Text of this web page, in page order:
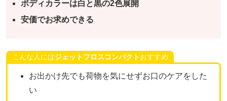
ボディカラーは白と黒の2色展開
安価でお求めできる
こんな人にはジェットフロスコンパクトおすすめ
お出かけ先でも荷物を気にせずお口のケアをした
い